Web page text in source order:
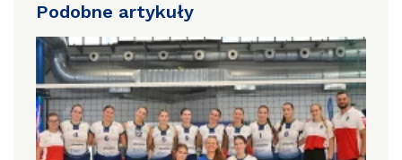
Podobne artykuły